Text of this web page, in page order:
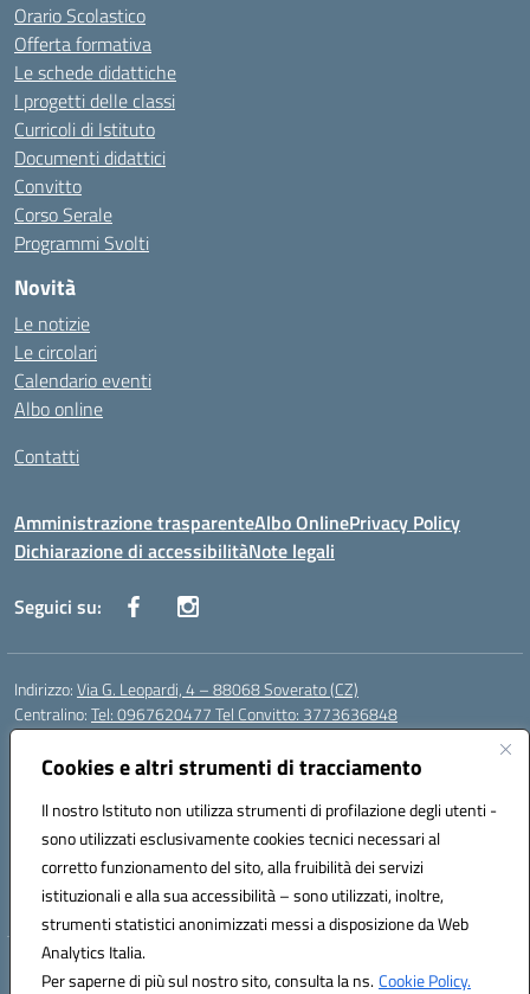
Cookies e altri strumenti di tracciamento
Il nostro Istituto non utilizza strumenti di profilazione degli utenti -
sono utilizzati esclusivamente cookies tecnici necessari al
corretto funzionamento del sito, alla fruibilità dei servizi
istituzionali e alla sua accessibilità – sono utilizzati, inoltre,
strumenti statistici anonimizzati messi a disposizione da Web
Analytics Italia.
Per saperne di più sul nostro sito, consulta la ns.Cookie Policy.
Orario Scolastico
Offerta formativa
Le schede didattiche
I progetti delle classi
Curricoli di Istituto
Documenti didattici
Convitto
Corso Serale
Programmi Svolti
Novità
Le notizie
Le circolari
Calendario eventi
Albo online
Contatti
Amministrazione trasparenteAlbo OnlinePrivacy Policy
Dichiarazione di accessibilitàNote legali
Seguici su:
Indirizzo:Via G. Leopardi, 4 – 88068 Soverato (CZ)
Centralino:Tel: 0967620477 Tel Convitto: 3773636848
Email:
Posta elettronica certificata (PEC):czrh04000q@pec.istruzione.it
Codice fiscale: 84000690796
Codice meccanografico:CZRH04000Q
Codice Indice delle Pubbliche Amministrazioni (IPA): istsc_czrh04000q
Codice unico di fatturazione (CUF): UF9M13
Hosting & Powered by 3D Solution S.r.l.